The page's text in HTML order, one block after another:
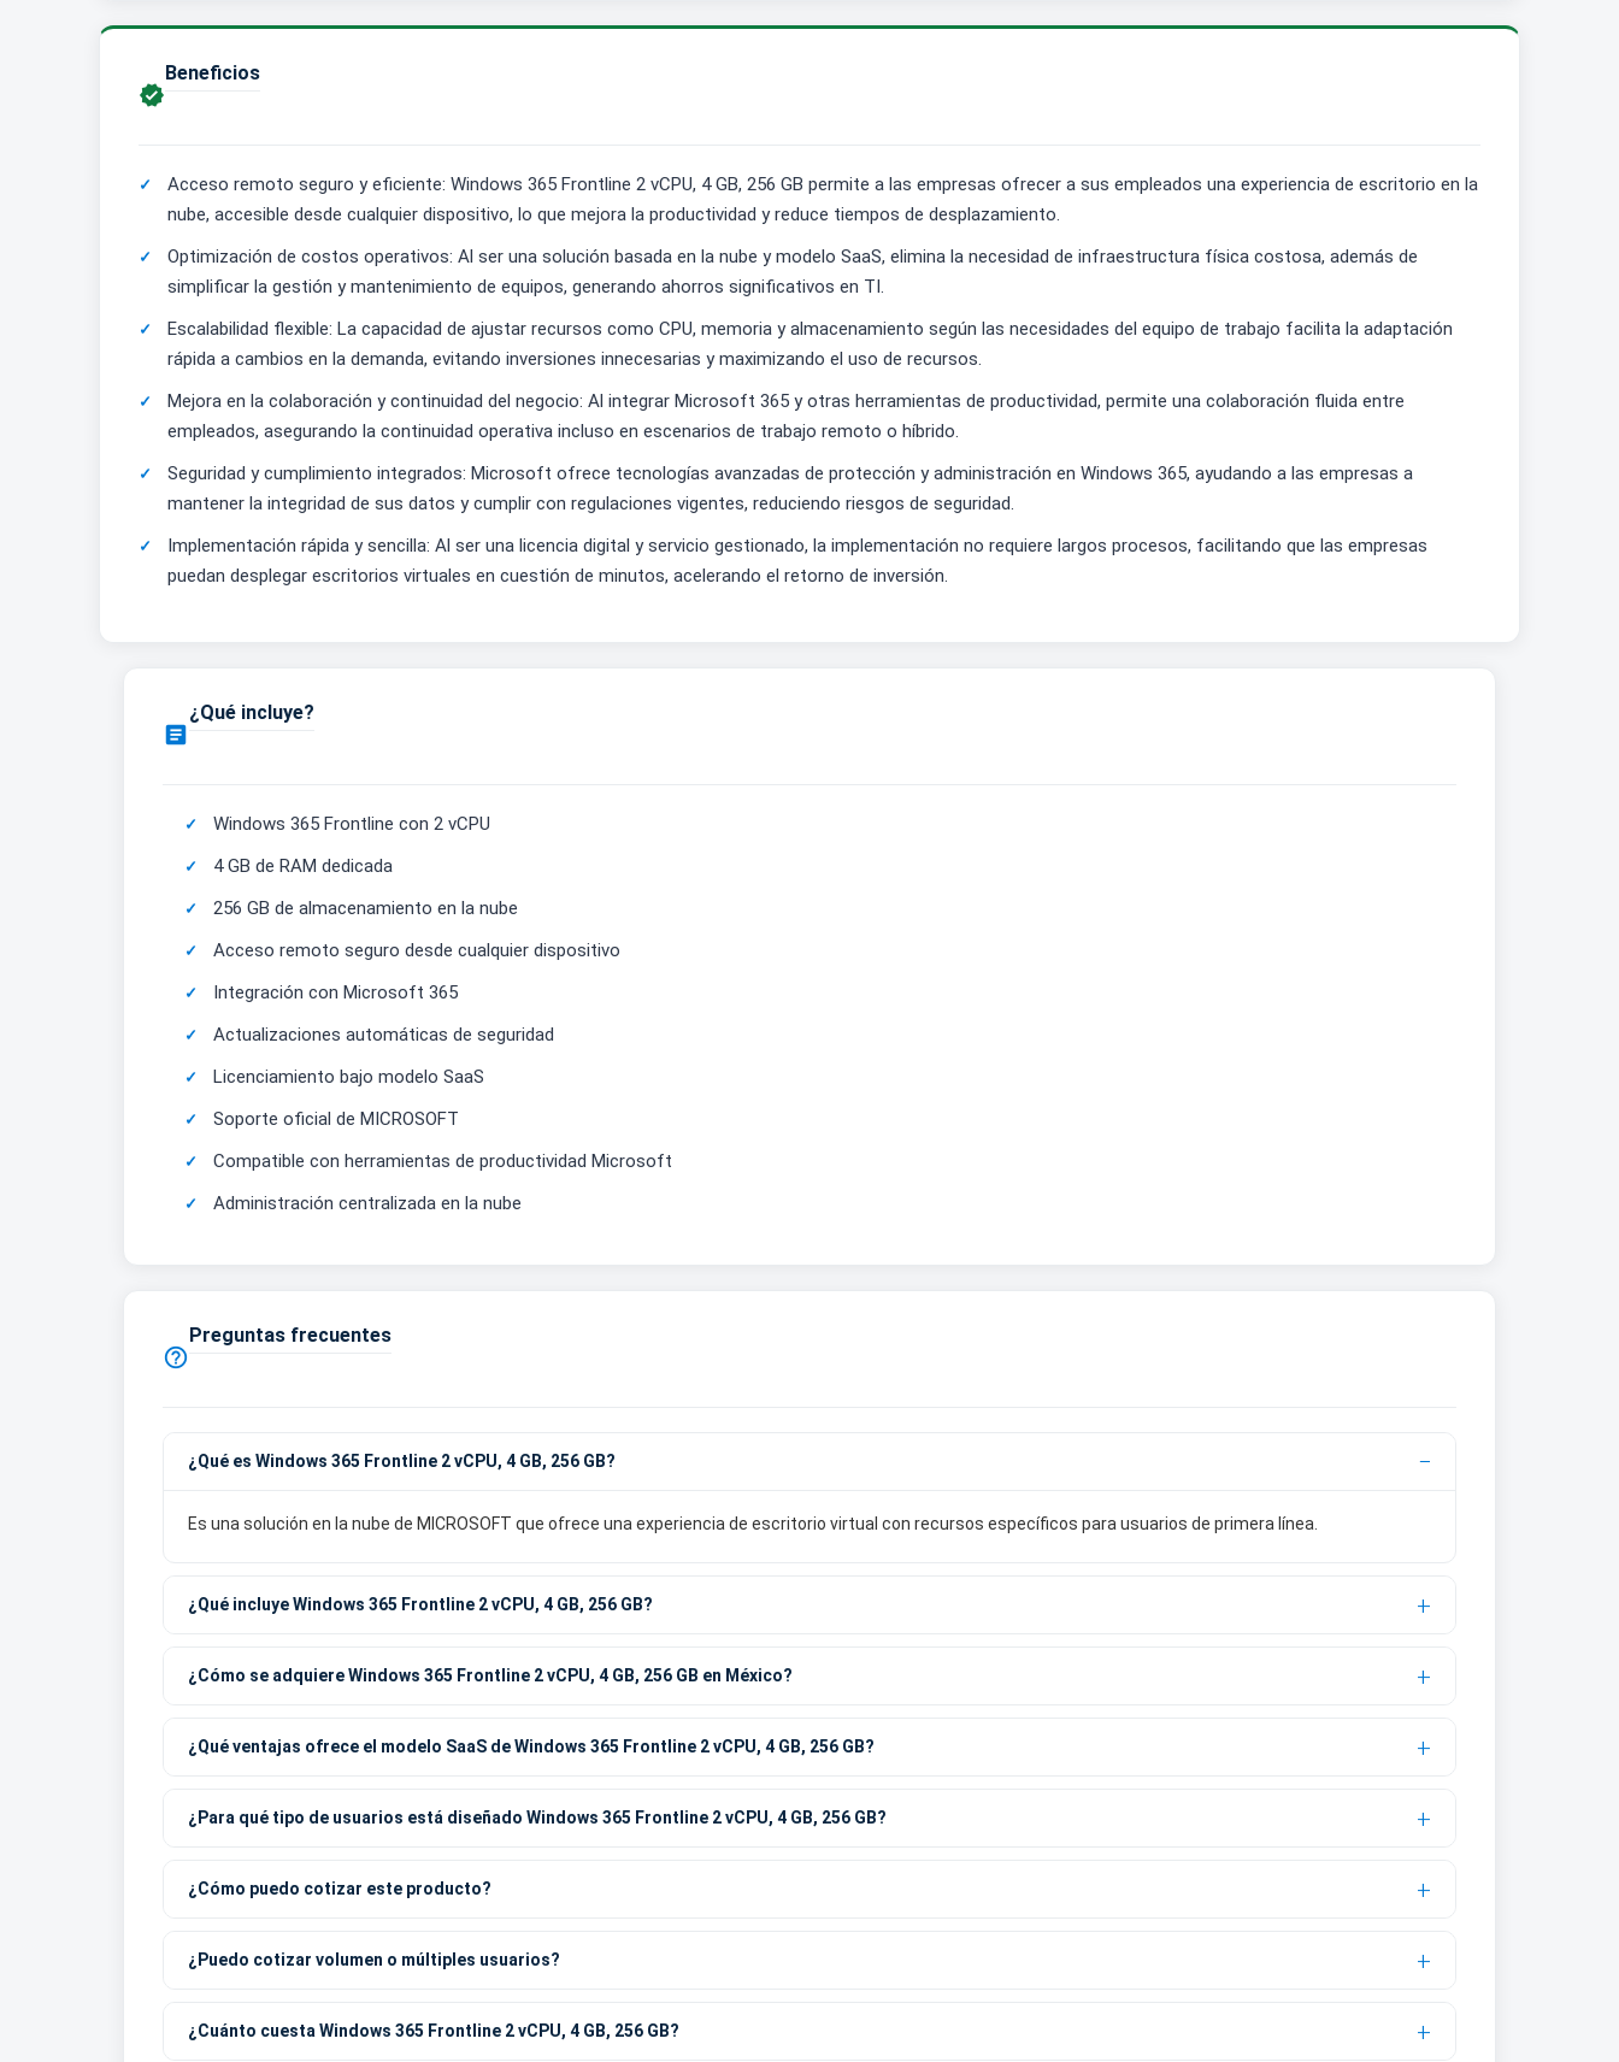

Beneficios
Acceso remoto seguro y eficiente: Windows 365 Frontline 2 vCPU, 4 GB, 256 GB permite a las empresas ofrecer a sus empleados una experiencia de escritorio en la
nube, accesible desde cualquier dispositivo, lo que mejora la productividad y reduce tiempos de desplazamiento.
Optimización de costos operativos: Al ser una solución basada en la nube y modelo SaaS, elimina la necesidad de infraestructura física costosa, además de
simplificar la gestión y mantenimiento de equipos, generando ahorros significativos en TI.
Escalabilidad flexible: La capacidad de ajustar recursos como CPU, memoria y almacenamiento según las necesidades del equipo de trabajo facilita la adaptación
rápida a cambios en la demanda, evitando inversiones innecesarias y maximizando el uso de recursos.
Mejora en la colaboración y continuidad del negocio: Al integrar Microsoft 365 y otras herramientas de productividad, permite una colaboración fluida entre
empleados, asegurando la continuidad operativa incluso en escenarios de trabajo remoto o híbrido.
Seguridad y cumplimiento integrados: Microsoft ofrece tecnologías avanzadas de protección y administración en Windows 365, ayudando a las empresas a
mantener la integridad de sus datos y cumplir con regulaciones vigentes, reduciendo riesgos de seguridad.
Implementación rápida y sencilla: Al ser una licencia digital y servicio gestionado, la implementación no requiere largos procesos, facilitando que las empresas
puedan desplegar escritorios virtuales en cuestión de minutos, acelerando el retorno de inversión.

¿Qué incluye?
Windows 365 Frontline con 2 vCPU
4 GB de RAM dedicada
256 GB de almacenamiento en la nube
Acceso remoto seguro desde cualquier dispositivo
Integración con Microsoft 365
Actualizaciones automáticas de seguridad
Licenciamiento bajo modelo SaaS
Soporte oficial de MICROSOFT
Compatible con herramientas de productividad Microsoft
Administración centralizada en la nube

Preguntas frecuentes
¿Qué es Windows 365 Frontline 2 vCPU, 4 GB, 256 GB?
Es una solución en la nube de MICROSOFT que ofrece una experiencia de escritorio virtual con recursos específicos para usuarios de primera línea.
¿Qué incluye Windows 365 Frontline 2 vCPU, 4 GB, 256 GB?
¿Cómo se adquiere Windows 365 Frontline 2 vCPU, 4 GB, 256 GB en México?
¿Qué ventajas ofrece el modelo SaaS de Windows 365 Frontline 2 vCPU, 4 GB, 256 GB?
¿Para qué tipo de usuarios está diseñado Windows 365 Frontline 2 vCPU, 4 GB, 256 GB?
¿Cómo puedo cotizar este producto?
¿Puedo cotizar volumen o múltiples usuarios?
¿Cuánto cuesta Windows 365 Frontline 2 vCPU, 4 GB, 256 GB?